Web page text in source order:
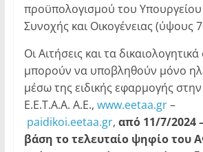
προϋπολογισμού του Υπουργείου
Συνοχής και Οικογένειας (ύψους
Οι Αιτήσεις και τα
μπορούν να υποβληθούν μόνο
μέσω της ειδικής εφαρμογής
Ε.Ε.Τ.Α.Α. Α.Ε., www.eetaa.gr–
paidikoi.eetaa.gr, από 11/7/2024
βάση το τελευταίο ψηφίο του